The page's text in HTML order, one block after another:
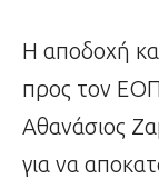
Η αποδοχή
προς τον
Αθανάσιος
για να